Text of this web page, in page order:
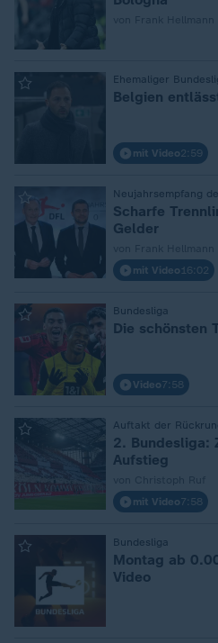
Ehemaliger
Belgien
mit Video2:59
Neujahrsempfang
Scharfe
Gelder
mit Video 16:02
Bundesliga
Die schönsten
Video7:58
Auftakt der
2. Bundesliga:
Aufstieg
mit Video7:58
Bundesliga
Montag ab
Video